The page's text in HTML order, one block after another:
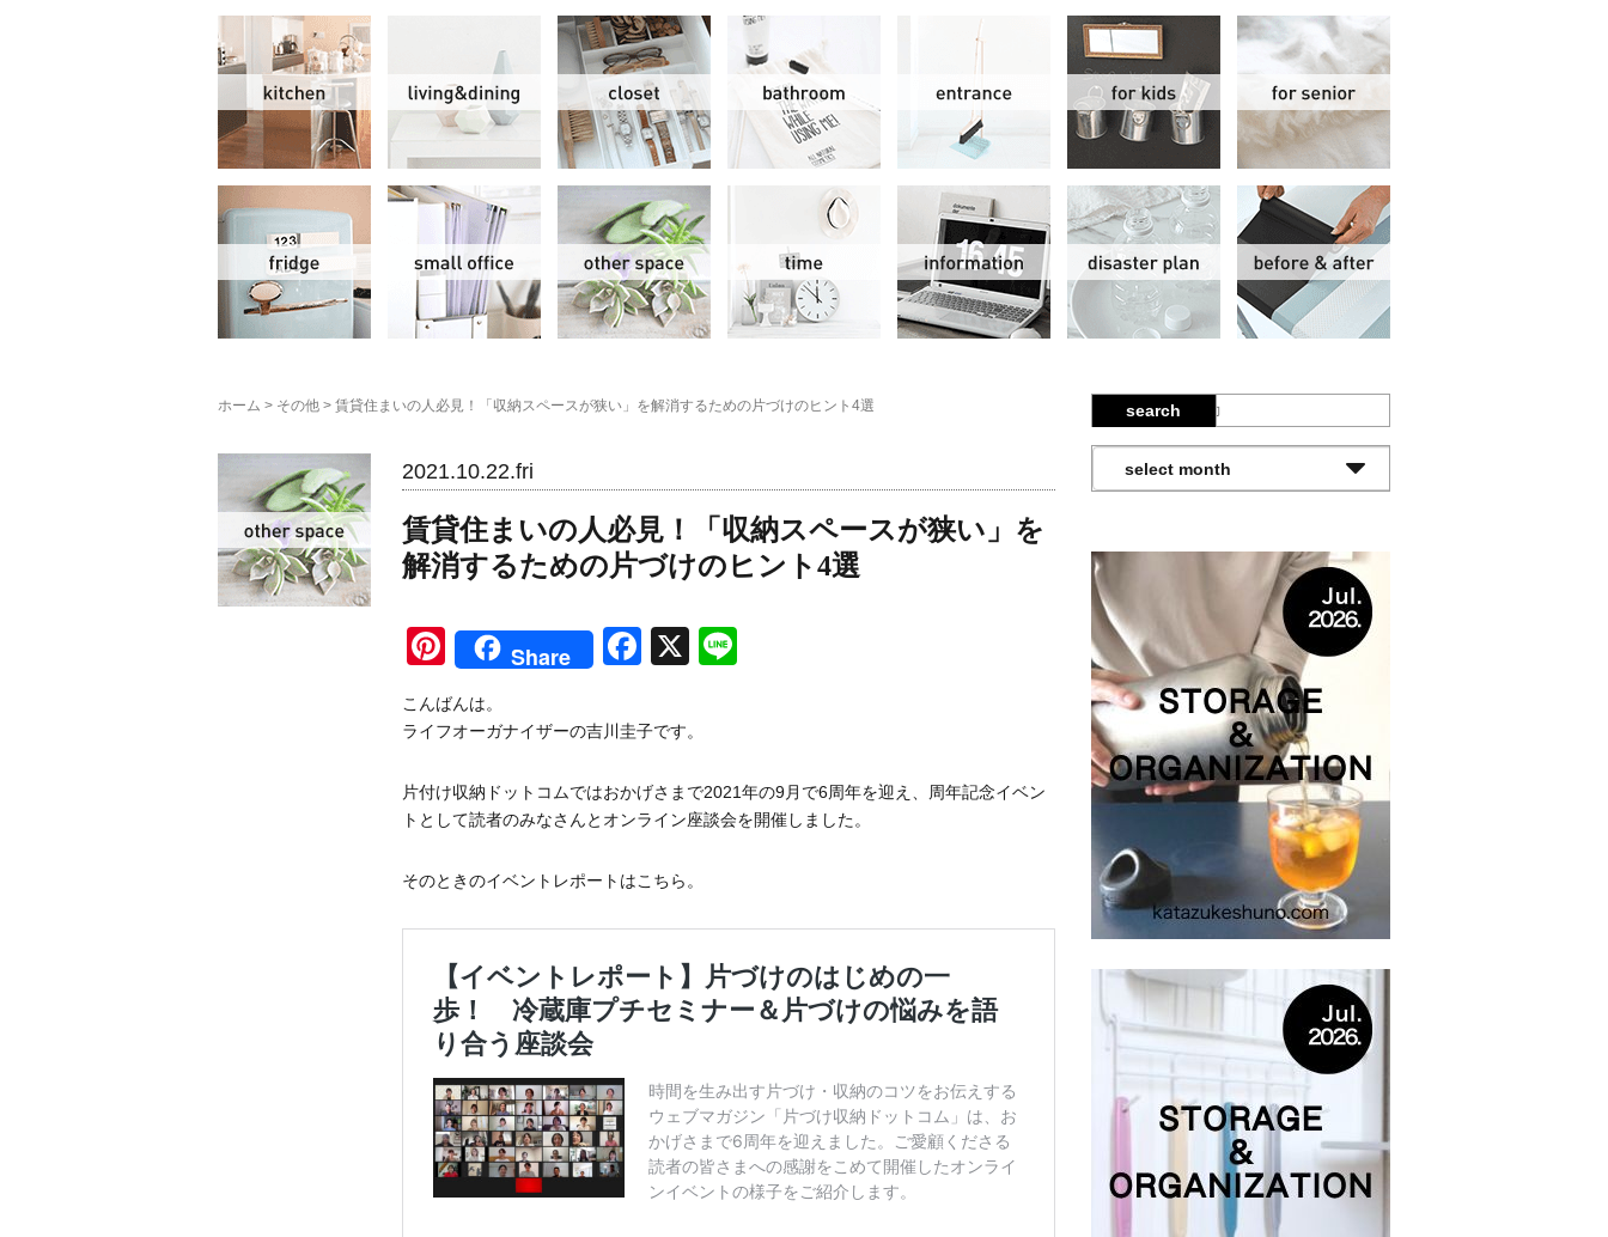
リビング＆ダイニング クローゼット 玄関 子供部屋
冷蔵庫 スモールオフィス 防災計画
ホーム > その他 > 賃貸住まいの人必見！「収納スペースが狭い」を解消するための片づけのヒント4選
その他2021.10.22.fri
賃貸住まいの人必見！「収納スペースが狭い」を
解消するための片づけのヒント4選
Pinterest
Share Facebook
X
こんばんは。
ライフオーガナイザーの吉川圭子です。
片付け収納ドットコムではおかげさまで2021年の9月で6周年を迎え、周年記念イベン
トとして読者のみなさんとオンライン座談会を開催しました。
そのときのイベントレポートはこちら。
search